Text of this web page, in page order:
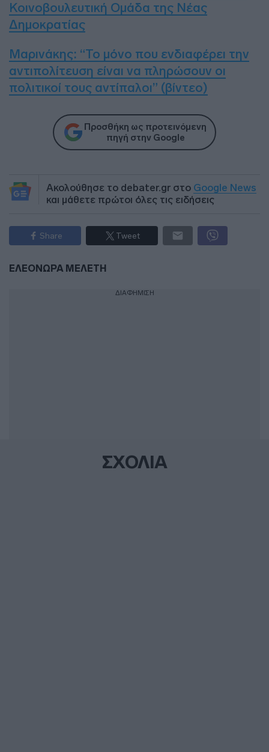
Κοινοβουλευτική Ομάδα της Νέας
Δημοκρατίας
Μαρινάκης: “Το μόνο που ενδιαφέρει την
αντιπολίτευση είναι να πληρώσουν οι
πολιτικοί τους αντίπαλοι” (βίντεο)
Προσθήκη ως προτεινόμενη
πηγή στην Google
Ακολούθησε το debater.gr στο Google News
και μάθετε πρώτοι όλες τις ειδήσεις
Share Tweet
ΕΛΕΟΝΩΡΑ ΜΕΛΕΤΗ
ΔΙΑΦΗΜΙΣΗ
ΣΧΟΛΙΑ